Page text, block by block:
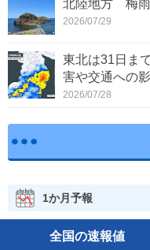
北陸地方 梅雨
2026/07/29
東北は31日ま
害や交通への
2026/07/28
1か月予報
全国の速報値